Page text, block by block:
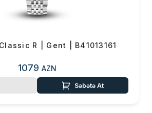
R | Gent | B41013161
1079 AZN
Səbətə At
OK